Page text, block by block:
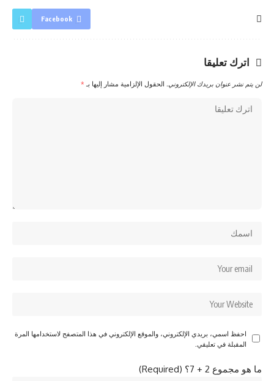
Facebook
اترك تعليقا
لن يتم نشر عنوان بريدك الإلكتروني. الحقول الإلزامية مشار إليها بـ *
احفظ اسمي، بريدي الإلكتروني، والموقع الإلكتروني في هذا المتصفح لاستخدامها المرة
المقبلة في تعليقي.
ما هو مجموع 2 + 7؟ (Required)